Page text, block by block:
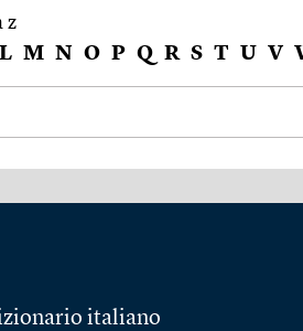
z
L M N O P Q R S T U V
italiano